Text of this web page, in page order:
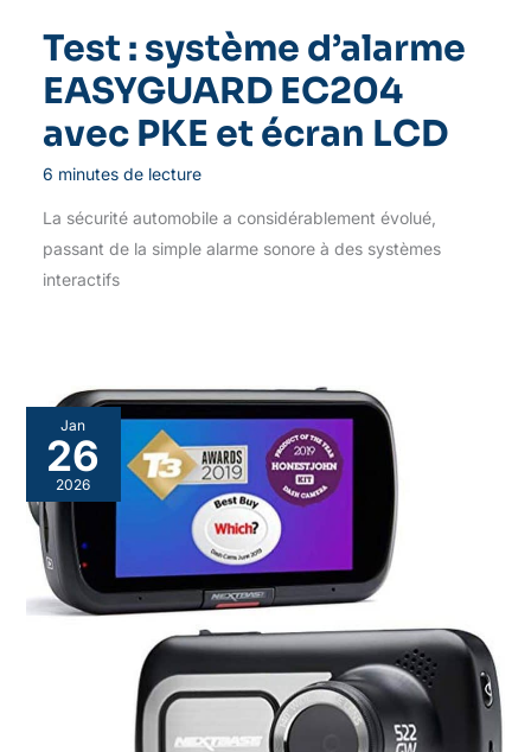
Test : système d’alarme
EASYGUARD EC204
avec PKE et écran LCD
6 minutes de lecture
La sécurité automobile a considérablement évolué,
passant de la simple alarme sonore à des systèmes
interactifs
Jan
26
2026